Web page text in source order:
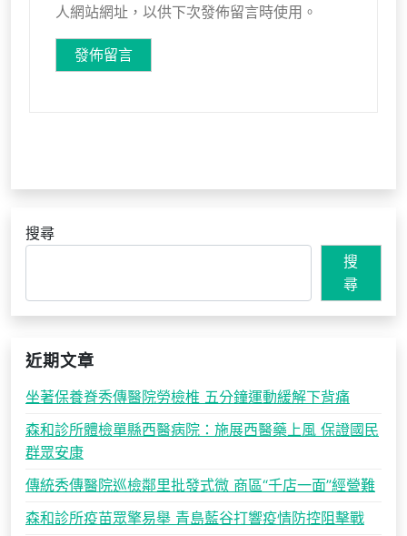
人網站網址，以供下次發佈留言時使用。
搜尋
搜
尋
近期文章
坐著保養脊秀傳醫院勞檢椎 五分鐘運動緩解下背痛
森和診所體檢單縣西醫病院：施展西醫藥上風 保證國民
群眾安康
傳統秀傳醫院巡檢鄰里批發式微 商區“千店一面”經營難
森和診所疫苗眾擎易舉 青島藍谷打響疫情防控阻擊戰